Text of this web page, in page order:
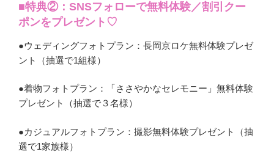
■特典②：SNSフォローで無料体験／割引クー
ポンをプレゼント♡
●ウェディングフォトプラン：長岡京ロケ無料体験プレゼ
ント（抽選で1組様）
●着物フォトプラン：「ささやかなセレモニー」無料体験
プレゼント（抽選で３名様）
●カジュアルフォトプラン：撮影無料体験プレゼント（抽
選で1家族様）